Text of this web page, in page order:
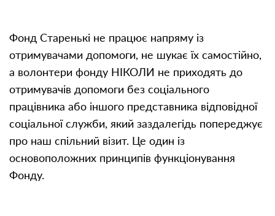
Фонд Старенькі не працює напряму із
отримувачами допомоги, не шукає їх самостійно,
а волонтери фонду НІКОЛИ не приходять до
отримувачів допомоги без соціального
працівника або іншого представника відповідної
соціальної служби, який заздалегідь попереджує
про наш спільний візит. Це один із
основоположних принципів функціонування
Фонду.